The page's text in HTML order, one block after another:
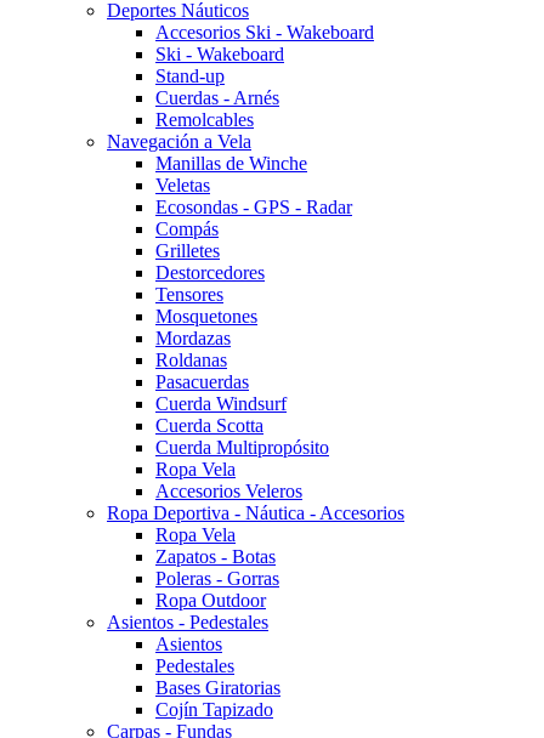
Deportes Náuticos
Accesorios Ski - Wakeboard
Ski - Wakeboard
Stand-up
Cuerdas - Arnés
Remolcables
Navegación a Vela
Manillas de Winche
Veletas
Ecosondas - GPS - Radar
Compás
Grilletes
Destorcedores
Tensores
Mosquetones
Mordazas
Roldanas
Pasacuerdas
Cuerda Windsurf
Cuerda Scotta
Cuerda Multipropósito
Ropa Vela
Accesorios Veleros
Ropa Deportiva - Náutica - Accesorios
Ropa Vela
Zapatos - Botas
Poleras - Gorras
Ropa Outdoor
Asientos - Pedestales
Asientos
Pedestales
Bases Giratorias
Cojín Tapizado
Carpas - Fundas